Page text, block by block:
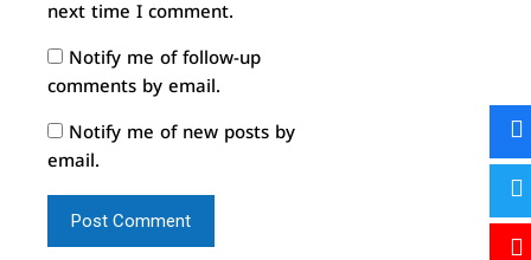
next time I comment.
Notify me of follow-up
comments by email.
Notify me of new posts by
email.